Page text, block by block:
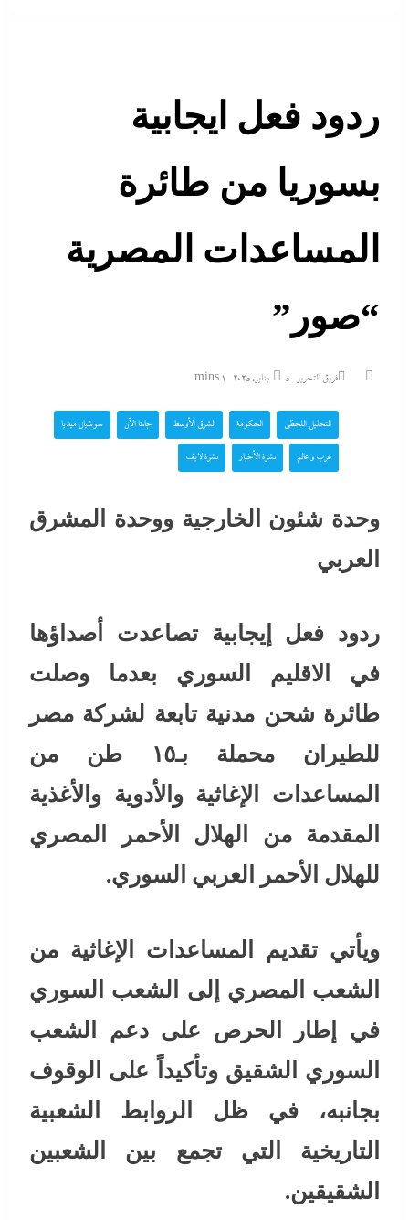
ردود فعل ايجابية
بسوريا من طائرة
المساعدات المصرية
“صور”
فريق التحرير 5 يناير، 2025 1 mins
التحليل اللحظي الحكومة الشرق الأوسط جاءنا الآن سوشيال ميديا
عرب و عالم نشرة الأخبار نشرة لايف
وحدة شئون الخارجية ووحدة المشرق
العربي
ردود فعل إيجابية تصاعدت أصداؤها
في الاقليم السوري بعدما وصلت
طائرة شحن مدنية تابعة لشركة مصر
للطيران محملة بـ١٥ طن من
المساعدات الإغاثية والأدوية والأغذية
المقدمة من الهلال الأحمر المصري
للهلال الأحمر العربي السوري.
ويأتي تقديم المساعدات الإغاثية من
الشعب المصري إلى الشعب السوري
في إطار الحرص على دعم الشعب
السوري الشقيق وتأكيداً على الوقوف
بجانبه، في ظل الروابط الشعبية
التاريخية التي تجمع بين الشعبين
الشقيقين.